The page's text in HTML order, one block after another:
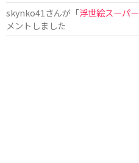
skynko41 さんが「浮世絵スーパ
メントしました